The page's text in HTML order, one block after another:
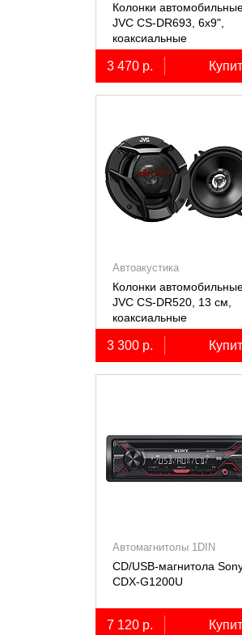
Колонки
JVC CS-DR693, 6х9",
коаксиальные
трёхполосные, 2 шт.
3 470 р.
Автоакустика
Колонки
JVC CS-DR520, 13 см,
коаксиальные
двухполосные, 2 шт.
3 300 р.
Автомагнитолы 1DIN
CD/USB-магнитола
СDX-G1200U
7 120 р.